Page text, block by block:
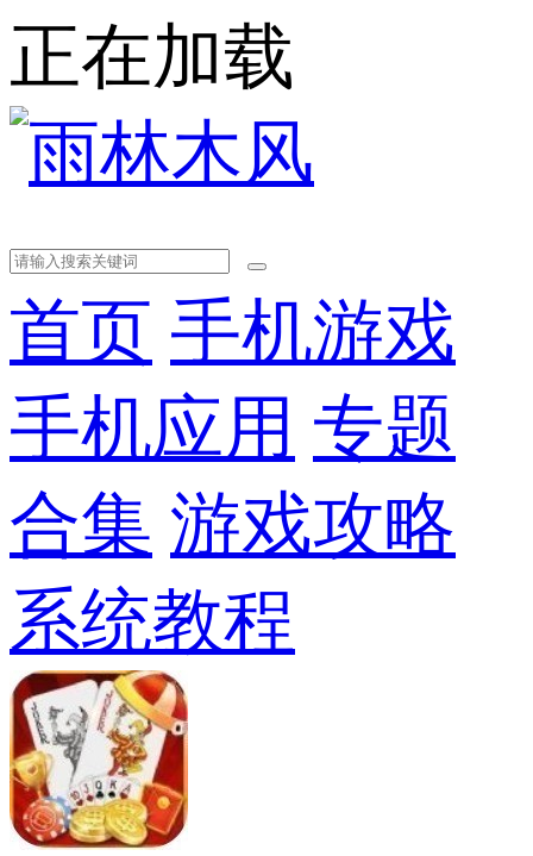
正在加载
首页 手机游戏
手机应用 专题
合集 游戏攻略
系统教程